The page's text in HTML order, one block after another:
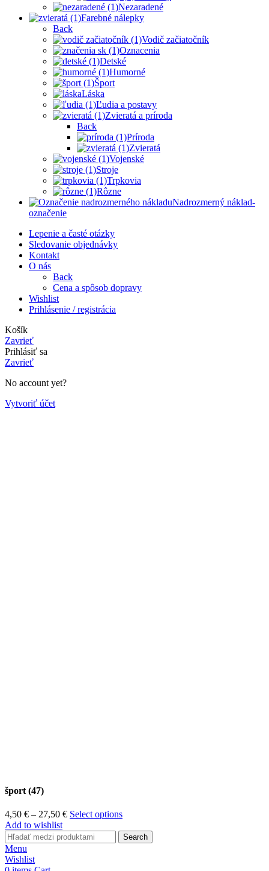
Nezaradené
Farebné nálepky
Back
Vodič začiatočník
Oznacenia
Detské
Humorné
Šport
Láska
Ľudia a postavy
Zvieratá a príroda
Back
Príroda
Zvieratá
Vojenské
Stroje
Trpkovia
Rôzne
Nadrozmerný náklad-
označenie
Lepenie a časté otázky
Sledovanie objednávky
Kontakt
O nás
Back
Cena a spôsob dopravy
Wishlist
Prihlásenie / registrácia
Košík
Zavrieť
Prihlásiť sa
Zavrieť
No account yet?
Vytvoriť účet
šport (47)
4,50 € – 27,50 € Select options
Add to wishlist
Search
Menu
Wishlist